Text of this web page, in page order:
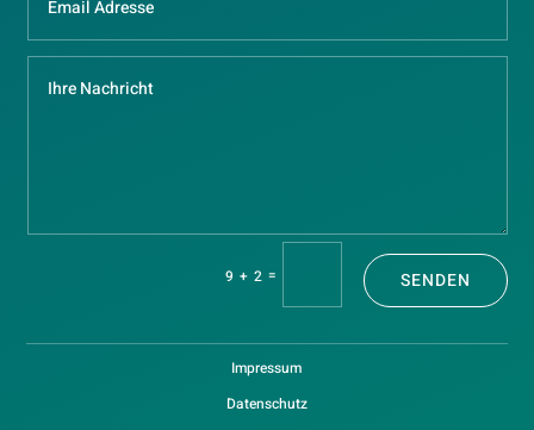
9 + 2 = SENDEN
Impressum
Datenschutz